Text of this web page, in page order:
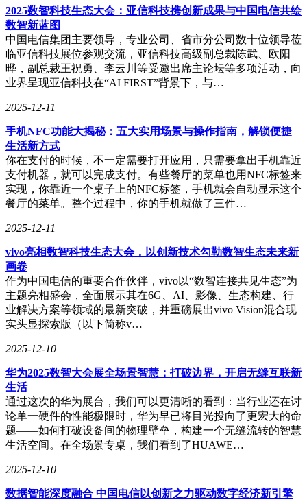
运动领域的新锐产品cleerARC3采用开放式挂耳设计，通过杜
比音效与DBE LDAC技术实现高保真音质输出。实测显示，
其AI双向通话功能在时速15公里的骑行测试中仍保持清晰语
音传输。该产品特别配备运动防脱落结构，配合语音控制功
度评分在同类产品中位居前列。
2025数智科技生态大会：亚信科技携创新成果与中国电信共绘
数智新蓝图
中国电信集团主要领导，专业公司、省市分公司数十位领导莅
临亚信科技展位参观交流，亚信科技高级副总裁陈武、欧阳
晔，副总裁王祝勇、李云川等受邀出席主论坛等多项活动，向
业界呈现亚信科技在“AI FIRST”背景下，与…
2025-12-11
手机NFC功能大揭秘：五大实用场景与操作指南，解锁便捷
生活新方式
你在支付的时候，不一定需要打开应用，只需要拿出手机靠近
支付机器，就可以完成支付。有些餐厅的菜单也用NFC标签来
实现，你靠近一个桌子上的NFC标签，手机就会自动显示这个
餐厅的菜单。整个过程中，你的手机就做了三件…
2025-12-11
vivo亮相数智科技生态大会，以创新技术勾勒数智生态未来新
画卷
作为中国电信的重要合作伙伴，vivo以“数智连接共见生态”为
主题亮相盛会，全面展示其在6G、AI、影像、生态构建、行
业解决方案等领域的最新突破，并重磅展出vivo Vision混合现
实头显探索版（以下简称v…
2025-12-10
华为2025数智大会展全场景智慧：打破边界，开启无缝互联新
生活
通过这次的华为展台，我们可以更清晰的看到：当行业还在讨
论单一硬件的性能极限时，华为早已将目光投向了更宏大的命
题——如何打破设备间的物理壁垒，构建一个无缝流转的智慧
生活空间。在全场景专桌，我们看到了HUAWE…
2025-12-10
数据智能深度融合 中国电信以创新之力驱动数字经济新引擎